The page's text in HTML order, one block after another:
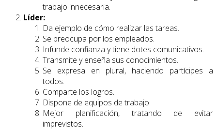
trabajo innecesaria.
Líder:
Da ejemplo de cómo realizar las tareas.
Se preocupa por los empleados.
Infunde confianza y tiene dotes comunicativos.
Transmite y enseña sus conocimientos.
Se expresa en plural, haciendo partícipes a
todos.
Comparte los logros.
Dispone de equipos de trabajo.
Mejor planificación, tratando de evitar
imprevistos.